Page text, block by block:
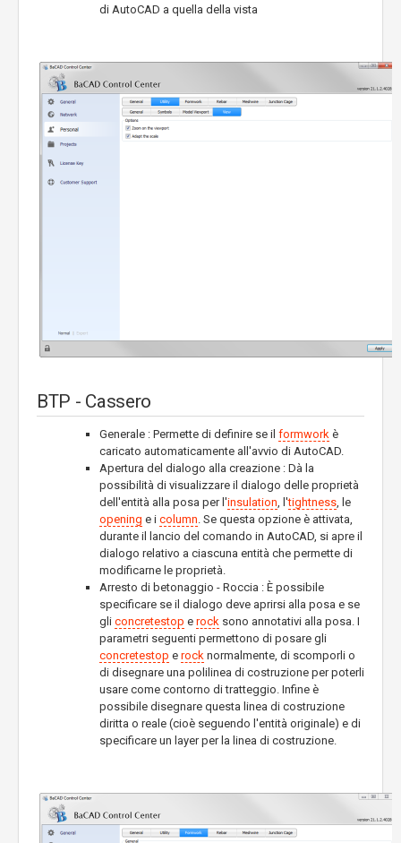
di AutoCAD a quella della vista
BTP - Cassero
Generale : Permette di definire se il formwork è
caricato automaticamente all'avvio di AutoCAD.
Apertura del dialogo alla creazione : Dà la
possibilità di visualizzare il dialogo delle proprietà
dell'entità alla posa per l'insulation , l'tightness , le
opening e i column . Se questa opzione è attivata,
durante il lancio del comando in AutoCAD, si apre il
dialogo relativo a ciascuna entità che permette di
modificarne le proprietà.
Arresto di betonaggio - Roccia : È possibile
specificare se il dialogo deve aprirsi alla posa e se
gli concretestop e rock sono annotativi alla posa. I
parametri seguenti permettono di posare gli
concretestop e rock normalmente, di scomporli o
di disegnare una polilinea di costruzione per poterli
usare come contorno di tratteggio. Infine è
possibile disegnare questa linea di costruzione
diritta o reale (cioè seguendo l'entità originale) e di
specificare un layer per la linea di costruzione.